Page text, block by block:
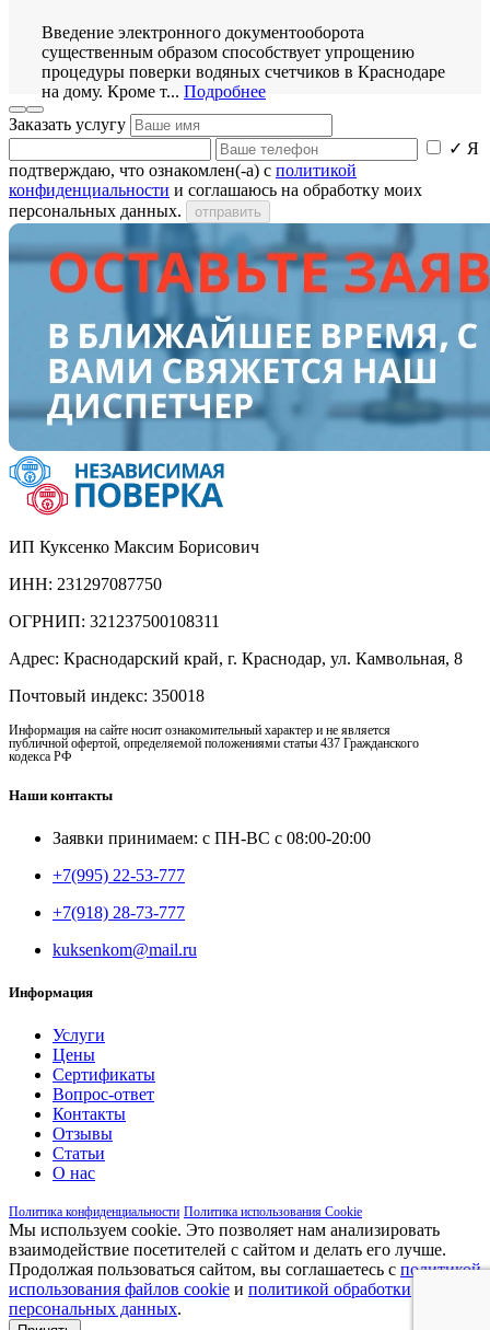
Введение электронного документооборота
существенным образом способствует упрощению
процедуры поверки водяных счетчиков в Краснодаре
на дому. Кроме т... Подробнее
Заказать услугу
✓ Я
подтверждаю, что ознакомлен(-а) с политикой
конфиденциальности и соглашаюсь на обработку моих
персональных данных.
отправить
ИП Куксенко Максим Борисович
ИНН: 231297087750
ОГРНИП: 321237500108311
Адрес: Краснодарский край, г. Краснодар, ул. Камвольная, 8
Почтовый индекс: 350018
Информация на сайте носит ознакомительный характер и не является
публичной офертой, определяемой положениями статьи 437 Гражданского
кодекса РФ
Наши контакты
Заявки принимаем: с ПН-ВС с 08:00-20:00
+7(995) 22-53-777
+7(918) 28-73-777
kuksenkom@mail.ru
Информация
Услуги
Цены
Сертификаты
Вопрос-ответ
Контакты
Отзывы
Статьи
О нас
Политика конфиденциальности Политика использования Cookie
Мы используем cookie. Это позволяет нам анализировать
взаимодействие посетителей с сайтом и делать его лучше.
Продолжая пользоваться сайтом, вы соглашаетесь с политикой
использования файлов cookie и политикой обработки
персональных данных.